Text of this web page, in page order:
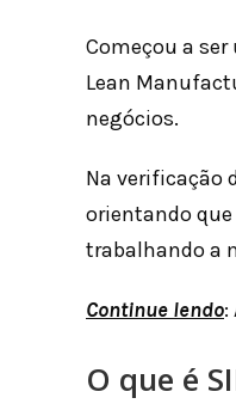
Começou a
Lean
negócios.
Na verificação
orientando
trabalhando a
Continue lendo:
O que é